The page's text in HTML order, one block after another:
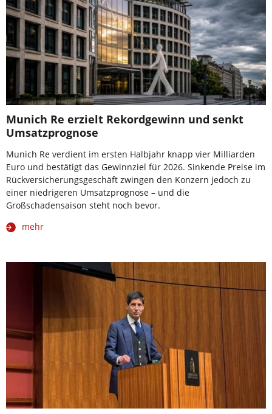
Munich Re erzielt Rekordgewinn und senkt
Umsatzprognose
Munich Re verdient im ersten Halbjahr knapp vier Milliarden
Euro und bestätigt das Gewinnziel für 2026. Sinkende Preise im
Rückversicherungsgeschäft zwingen den Konzern jedoch zu
einer niedrigeren Umsatzprognose – und die
Großschadensaison steht noch bevor.
mehr